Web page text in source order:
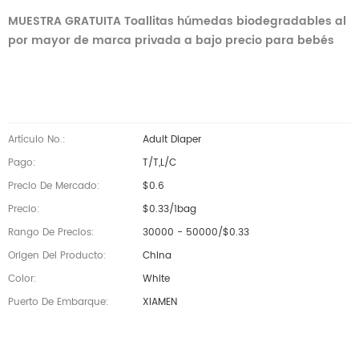
MUESTRA GRATUITA Toallitas húmedas biodegradables al
por mayor de marca privada a bajo precio para bebés
Artículo No.:
Adult Diaper
Pago:
T/T,L/C
Precio De Mercado:
$0.6
Precio:
$0.33/1bag
Rango De Precios:
30000 - 50000/$0.33
Origen Del Producto:
China
Color:
White
Puerto De Embarque:
XIAMEN